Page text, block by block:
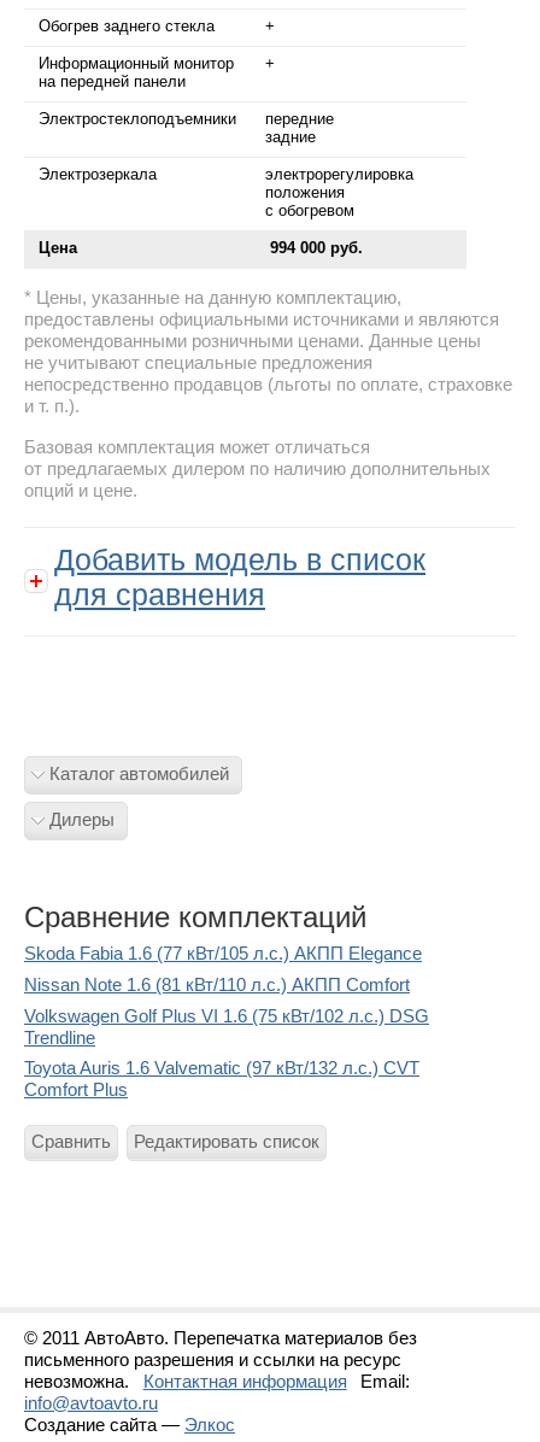
Обогрев заднего стекла +
Информационный монитор
на передней панели
+
Электростеклоподъемники
передние
задние
Электрозеркала
электрорегулировка
положения
с обогревом
Цена 994 000 руб.
Цены, указанные на данную комплектацию,
предоставлены официальными источниками и являются
рекомендованными розничными ценами. Данные цены
не учитывают специальные предложения
непосредственно продавцов (льготы по оплате, страховке
и т. п.).
Базовая комплектация может отличаться
от предлагаемых дилером по наличию дополнительных
опций и цене.
Добавить модель в список
для сравнения
Каталог автомобилей
Дилеры
Сравнение комплектаций
Skoda Fabia 1.6 (77 кВт/105 л.с.) АКПП Elegance
Nissan Note 1.6 (81 кВт/110 л.с.) АКПП Comfort
Volkswagen Golf Plus VI 1.6 (75 кВт/102 л.с.) DSG
Trendline
Toyota Auris 1.6 Valvematic (97 кВт/132 л.с.) CVT
Comfort Plus
Сравнить Редактировать список
© 2011 АвтоАвто. Перепечатка материалов без
письменного разрешения и ссылки на ресурс
невозможна.
Контактная информация
Email:
info@avtoavto.ru
Создание сайта — Элкос